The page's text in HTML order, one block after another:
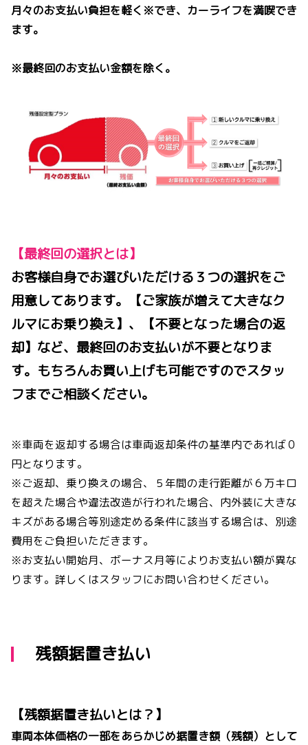
月々のお支払い負担を軽く※でき、カーライフを満喫でき
ます。
※最終回のお支払い金額を除く。
【最終回の選択とは】
お客様自身でお選びいただける３つの選択をご
用意してあります。【ご家族が増えて大きなク
ルマにお乗り換え】、【不要となった場合の返
却】など、最終回のお支払いが不要となりま
す。もちろんお買い上げも可能ですのでスタッ
フまでご相談ください。
※車両を返却する場合は車両返却条件の基準内であれば０
円となります。
※ご返却、乗り換えの場合、５年間の走行距離が６万キロ
を超えた場合や違法改造が行われた場合、内外装に大きな
キズがある場合等別途定める条件に該当する場合は、別途
費用をご負担いただきます。
※お支払い開始月、ボーナス月等によりお支払い額が異な
ります。詳しくはスタッフにお問い合わせください。
残額据置き払い
【残額据置き払いとは？】
車両本体価格の一部をあらかじめ据置き額（残額）として